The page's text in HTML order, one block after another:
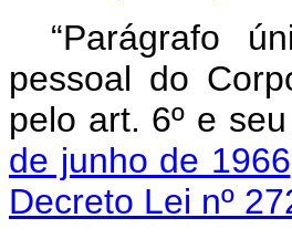
“Parágrafo
pessoal do
pelo art. 6º e
de junho de 1966
Decreto Lei nº